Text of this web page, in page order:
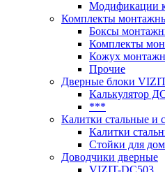
Модификации
Комплекты
Боксы
Комплекты
Кожух
Прочие
Дверные блоки
Калькулятор
***
Калитки стальные и
Калитки
Стойки для
Доводчики дверные
VIZIT-DC503